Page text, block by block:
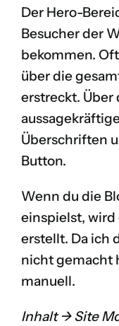
Der Hero-
Besucher der
bekommen.
über die
erstreckt. Über
Überschriften
Button.
Wenn du die
einspielst, wird
erstellt. Da ich
nicht gemacht
manuell.
Inhalt -> Site